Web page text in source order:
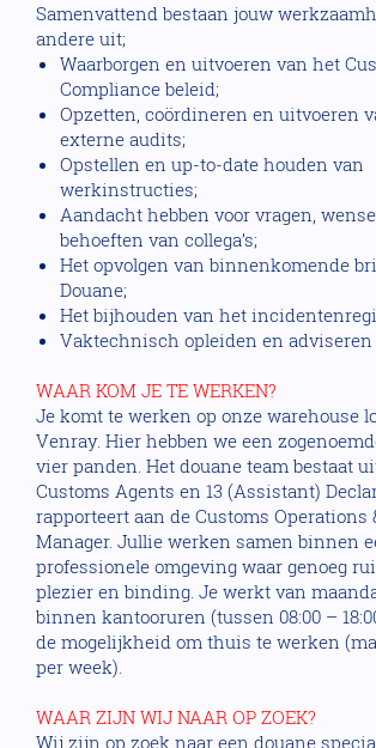
Samenvattend bestaan jouw
andere uit;
Waarborgen en uitvoeren van het
Compliance beleid;
Opzetten, coördineren en uitvoeren
externe audits;
Opstellen en up-to-date houden van
werkinstructies;
Aandacht hebben voor vragen,
behoeften van collega’s;
Het opvolgen van binnenkomende
Douane;
Het bijhouden van het
Vaktechnisch opleiden en adviseren
WAAR KOM JE TE WERKEN?
Je komt te werken op onze warehouse
Venray. Hier hebben we een
vier panden. Het douane team bestaat
Customs Agents en 13 (Assistant)
rapporteert aan de Customs Operations
Manager. Jullie werken samen binnen
professionele omgeving waar genoeg
plezier en binding. Je werkt van
binnen kantooruren (tussen 08:00 –
de mogelijkheid om thuis te werken
per week).
WAAR ZIJN WIJ NAAR OP ZOEK?
Wij zijn op zoek naar een douane